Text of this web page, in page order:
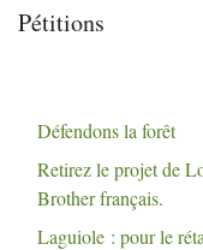
Pétitions
Défendons la forêt
Retirez le projet de
Brother français.
Laguiole : pour le